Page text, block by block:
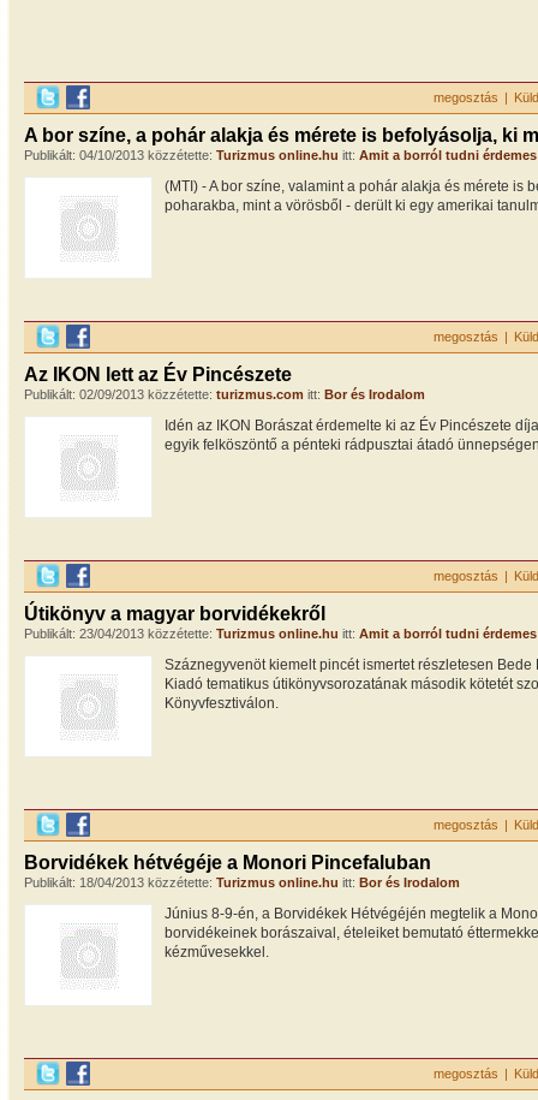
megosztás |
A bor színe, a pohár alakja és mérete is befolyásolja, ki
Publikált: 04/10/2013 közzétette: Turizmus online.hu itt: Amit a borról tudni érdemes
(MTI) - A bor színe, valamint a pohár alakja és mérete is
poharakba, mint a vörösből - derült ki egy amerikai
megosztás |
Az IKON lett az Év Pincészete
Publikált: 02/09/2013 közzétette: turizmus.com itt: Bor és Irodalom
Idén az IKON Borászat érdemelte ki az Év Pincészete
egyik felköszöntő a pénteki rádpusztai átadó
megosztás |
Útikönyv a magyar borvidékekről
Publikált: 23/04/2013 közzétette: Turizmus online.hu itt: Amit a borról tudni érdemes
Száznegyvenöt kiemelt pincét ismertet részletesen
Kiadó tematikus útikönyvsorozatának második kötetét
Könyvfesztiválon.
megosztás |
Borvidékek hétvégéje a Monori Pincefaluban
Publikált: 18/04/2013 közzétette: Turizmus online.hu itt: Bor és Irodalom
Június 8-9-én, a Borvidékek Hétvégéjén megtelik a
borvidékeinek borászaival, ételeiket bemutató
kézművesekkel.
megosztás |